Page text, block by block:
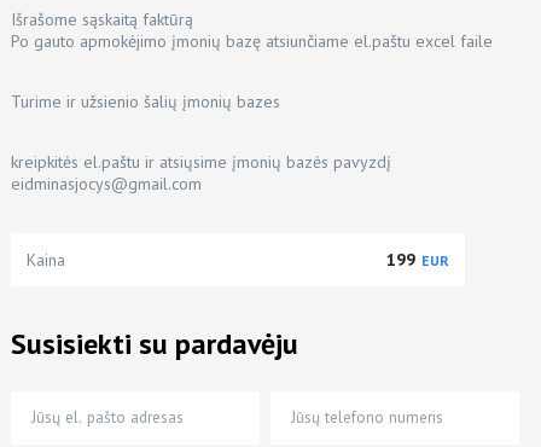
Išrašome sąskaitą faktūrą
Po gauto apmokėjimo įmonių bazę atsiunčiame el.paštu excel faile
Turime ir užsienio šalių įmonių bazes
kreipkitės el.paštu ir atsiųsime įmonių bazės pavyzdį
eidminasjocys@gmail.com
Kaina 199 EUR
Susisiekti su pardavėju